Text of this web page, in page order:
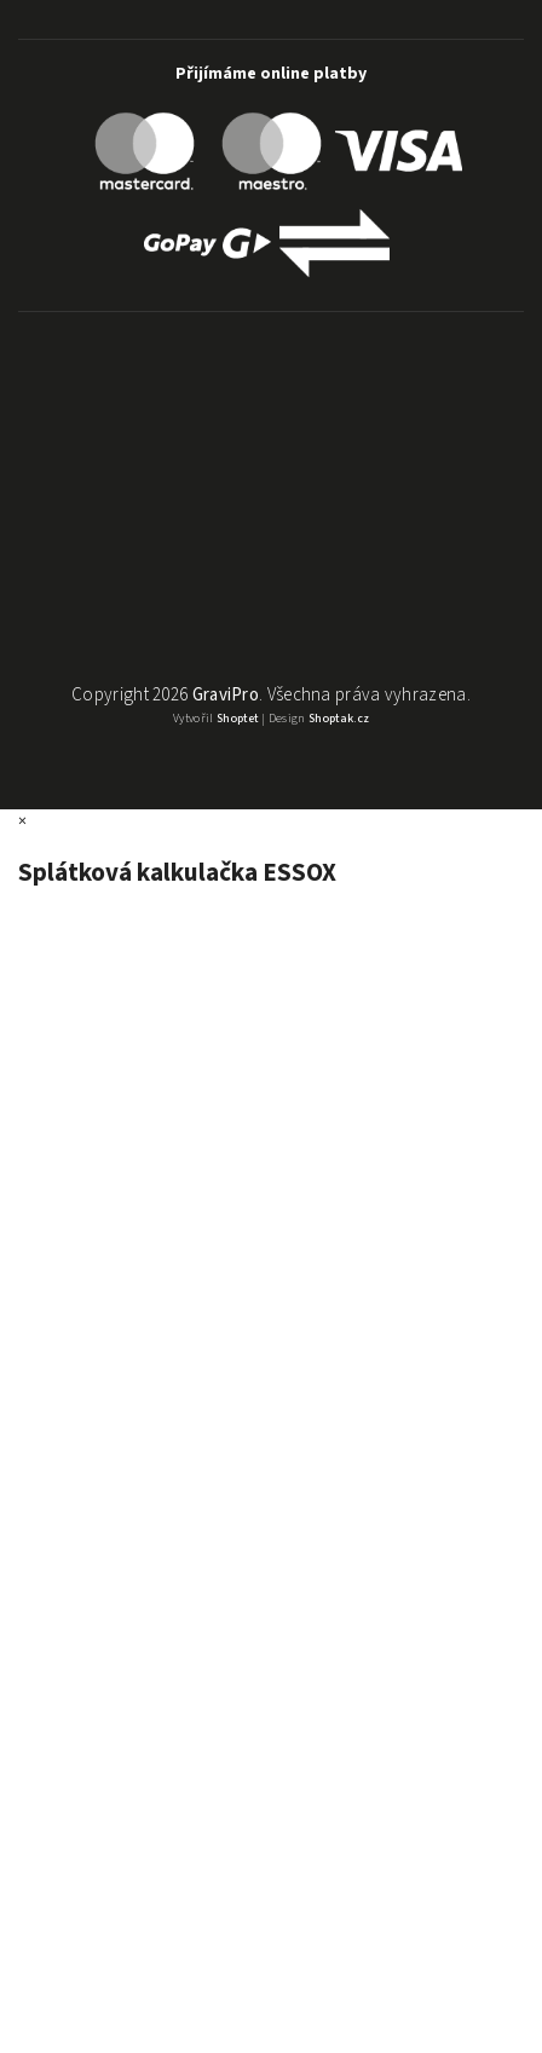
Přijímáme online platby
Copyright 2026GraviPro. Všechna práva vyhrazena.
Vytvořil Shoptet| Design Shoptak.cz
×
Splátková kalkulačka ESSOX